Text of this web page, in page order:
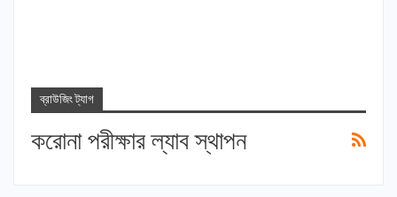
ব্রাউজিং ট্যাগ
করোনা পরীক্ষার ল্যাব স্থাপন